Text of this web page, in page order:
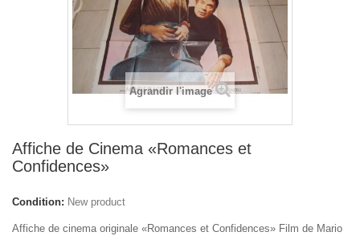
Agrandir l'image
Affiche de Cinema «Romances et
Confidences»
Condition: New product
Affiche de cinema originale «Romances et Confidences» Film de Mario